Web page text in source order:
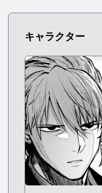
キャラクター